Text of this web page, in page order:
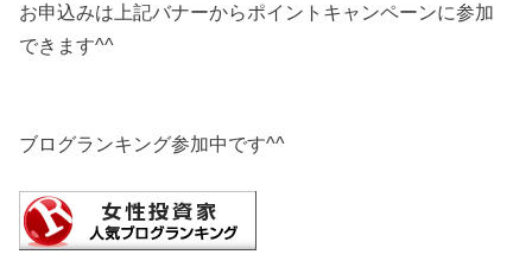
お申込みは上記バナーからポイントキャンペーンに参加
できます^^
ブログランキング参加中です^^